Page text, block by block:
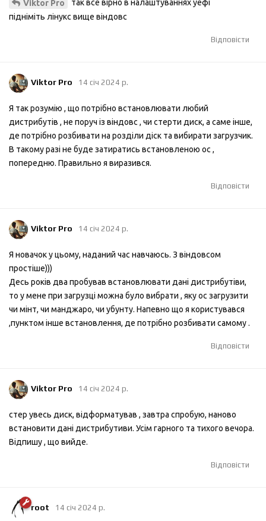
Viktor Pro
так все вірно в налаштуваннях уефі
підніміть лінукс вище віндовс
Відповісти
Viktor Pro 14 січ 2024 р.
Я так розумію , що потрібно встановлювати любий
дистрибутів , не поруч із віндовс , чи стерти диск, а саме інше,
де потрібно розбивати на розділи діск та вибирати загрузчик.
В такому разі не буде затиратись встановленою ос ,
попередню. Правильно я виразився.
Відповісти
Viktor Pro 14 січ 2024 р.
Я новачок у цьому, наданий час навчаюсь. З віндовсом
простіше)))
Десь років два пробував встановлювати дані дистрибутіви,
то у мене при загрузці можна було вибрати , яку ос загрузити
чи мінт, чи манджаро, чи убунту. Напевно що я користувався
,пунктом інше встановлення, де потрібно розбивати самому .
Відповісти
Viktor Pro 14 січ 2024 р.
стер увесь диск, відформатував , завтра спробую, наново
встановити дані дистрибутиви. Усім гарного та тихого вечора.
Відпишу , що вийде.
Відповісти
root 14 січ 2024 р.